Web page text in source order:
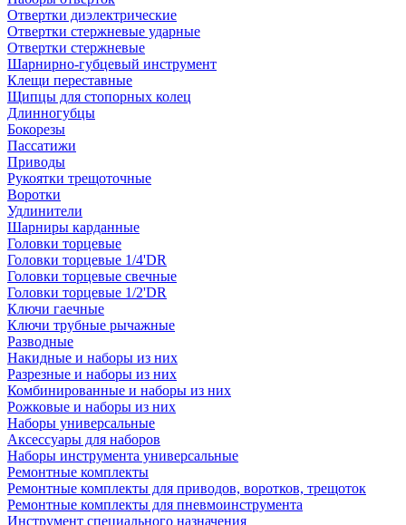
Отвертки диэлектрические
Отвертки стержневые ударные
Отвертки стержневые
Шарнирно-губцевый инструмент
Клещи переставные
Щипцы для стопорных колец
Длинногубцы
Бокорезы
Пассатижи
Приводы
Рукоятки трещоточные
Воротки
Удлинители
Шарниры карданные
Головки торцевые
Головки торцевые 1/4'DR
Головки торцевые свечные
Головки торцевые 1/2'DR
Ключи гаечные
Ключи трубные рычажные
Разводные
Накидные и наборы из них
Разрезные и наборы из них
Комбинированные и наборы из них
Рожковые и наборы из них
Наборы универсальные
Аксессуары для наборов
Наборы инструмента универсальные
Ремонтные комплекты
Ремонтные комплекты для приводов, воротков, трещоток
Ремонтные комплекты для пневмоинструмента
Инструмент специального назначения